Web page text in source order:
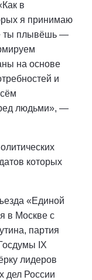
в
я принимаю
ты плывёшь —
на основе
и
людьми», —
которых
«Единой
в Москве с
партия
IX
лидеров
дел России